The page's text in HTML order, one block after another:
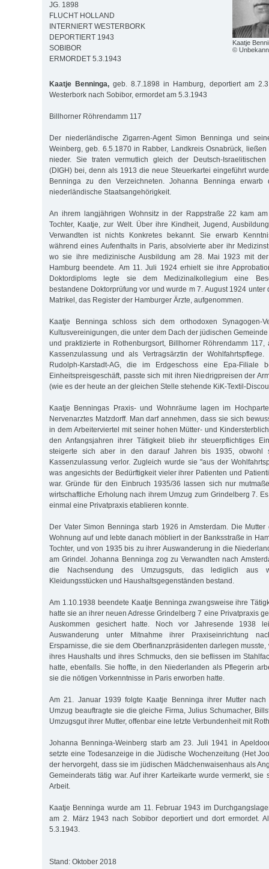
Kaatje
©
JG. 1898
FLUCHT HOLLAND
INTERNIERT WESTERBORK
DEPORTIERT 1943
SOBIBOR
ERMORDET 5.3.1943
Kaatje Benninga, geb. 8.7.1898 in Hamburg, deportiert am
Westerbork nach Sobibor, ermordet am 5.3.1943
Billhorner Röhrendamm 117
Der niederländische Zigarren-Agent Simon Benninga und
Weinberg, geb. 6.5.1870 in Rabber, Landkreis Osnabrück,
nieder. Sie traten vermutlich gleich der Deutsch-Israelitischen
(DIGH) bei, denn als 1913 die neue Steuerkartei eingeführt
Benninga zu den Verzeichneten. Johanna Benninga
niederländische Staatsangehörigkeit.
An ihrem langjährigen Wohnsitz in der Rappstraße 22 kam
Tochter, Kaatje, zur Welt. Über ihre Kindheit, Jugend,
Verwandten ist nichts Konkretes bekannt. Sie erwarb
während eines Aufenthalts in Paris, absolvierte aber ihr
wo sie ihre medizinische Ausbildung am 28. Mai 1923 mit
Hamburg beendete. Am 11. Juli 1924 erhielt sie ihre
Doktordiploms legte sie dem Medizinalkollegium eine
bestandene Doktorprüfung vor und wurde m 7. August 1924 unter
Matrikel, das Register der Hamburger Ärzte, aufgenommen.
Kaatje Benninga schloss sich dem orthodoxen Synagogen-
Kultusvereinigungen, die unter dem Dach der jüdischen
und praktizierte in Rothenburgsort, Billhorner Röhrendamm 117,
Kassenzulassung und als Vertragsärztin der
Rudolph-Karstadt-AG, die im Erdgeschoss eine Epa-Filiale
Einheitspreisgeschäft, passte sich mit ihren Niedrigpreisen der
(wie es der heute an der gleichen Stelle stehende KiK-Textil-
Kaatje Benningas Praxis- und Wohnräume lagen im
Nervenarztes Matzdorff. Man darf annehmen, dass sie sich
in dem Arbeiterviertel mit seiner hohen Mütter- und
den Anfangsjahren ihrer Tätigkeit blieb ihr steuerpflichtiges
steigerte sich aber in den darauf Jahren bis 1935, obwohl
Kassenzulassung verlor. Zugleich wurde sie "aus der
was angesichts der Bedürftigkeit vieler ihrer Patienten und
war. Gründe für den Einbruch 1935/36 lassen sich nur
wirtschaftliche Erholung nach ihrem Umzug zum Grindelberg 7.
einmal eine Privatpraxis etablieren konnte.
Der Vater Simon Benninga starb 1926 in Amsterdam. Die
Wohnung auf und lebte danach möbliert in der Banksstraße in
Tochter, und von 1935 bis zu ihrer Auswanderung in die
am Grindel. Johanna Benninga zog zu Verwandten nach
die Nachsendung des Umzugsguts, das lediglich aus
Kleidungsstücken und Haushaltsgegenständen bestand.
Am 1.10.1938 beendete Kaatje Benninga zwangsweise ihre
hatte sie an ihrer neuen Adresse Grindelberg 7 eine Privatpraxis
Auskommen gesichert hatte. Noch vor Jahresende 1938
Auswanderung unter Mitnahme ihrer Praxiseinrichtung
Ersparnisse, die sie dem Oberfinanzpräsidenten darlegen
ihres Haushalts und ihres Schmucks, den sie beflissen im
hatte, ebenfalls. Sie hoffte, in den Niederlanden als Pflegerin
sie die nötigen Vorkenntnisse in Paris erworben hatte.
Am 21. Januar 1939 folgte Kaatje Benninga ihrer Mutter nach
Umzug beauftragte sie die gleiche Firma, Julius Schumacher,
Umzugsgut ihrer Mutter, offenbar eine letzte Verbundenheit mit
Johanna Benninga-Weinberg starb am 23. Juli 1941 in
setzte eine Todesanzeige in die Jüdische Wochenzeitung (Het
der hervorgeht, dass sie im jüdischen Mädchenwaisenhaus als
Gemeinderats tätig war. Auf ihrer Karteikarte wurde vermerkt, sie
Arbeit.
Kaatje Benninga wurde am 11. Februar 1943 im
am 2. März 1943 nach Sobibor deportiert und dort ermordet.
5.3.1943.
Stand: Oktober 2018